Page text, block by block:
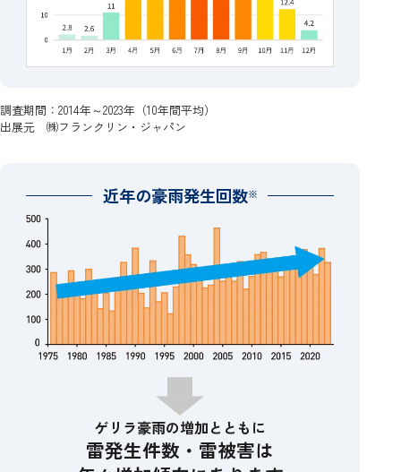
調査期間：2014年～2023年（10年間平均）
出展元 ㈱フランクリン・ジャパン
近年の豪雨発生回数※
ゲリラ豪雨の増加とともに
雷発生件数・雷被害は